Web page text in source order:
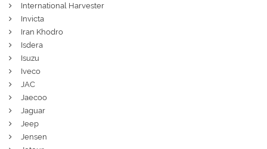
International Harvester
Invicta
Iran Khodro
Isdera
Isuzu
Iveco
JAC
Jaecoo
Jaguar
Jeep
Jensen